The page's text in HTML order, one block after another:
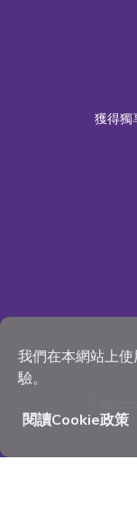
我們在本網站上
驗。
閱讀Cookie政策
獲得獨